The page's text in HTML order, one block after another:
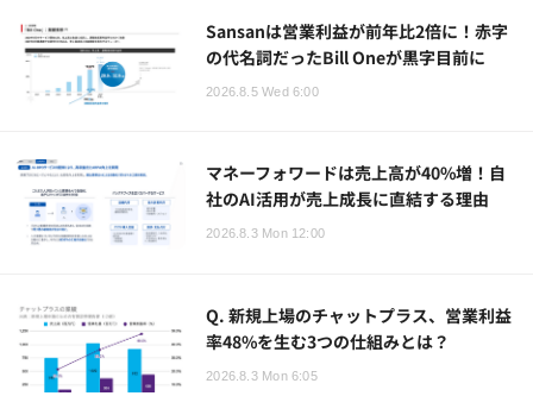
Sansanは営業利益が前年比2倍に！赤字
の代名詞だったBill Oneが黒字目前に
2026.8.5 Wed 6:00
マネーフォワードは売上高が40%増！自
社のAI活用が売上成長に直結する理由
2026.8.3 Mon 12:00
Q. 新規上場のチャットプラス、営業利益
率48%を生む3つの仕組みとは？
2026.8.3 Mon 6:05